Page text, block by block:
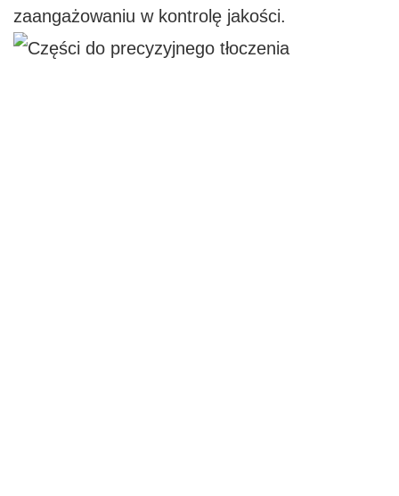
zaangażowaniu w kontrolę jakości.